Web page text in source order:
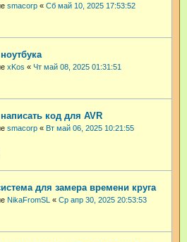
smacorp « Сб май 10, 2025 17:53:52
xKos « Чт май 08, 2025 01:31:51
код для AVR
smacorp « Вт май 06, 2025 10:21:55
для замера времени круга
NikaFromSL « Ср апр 30, 2025 20:53:53